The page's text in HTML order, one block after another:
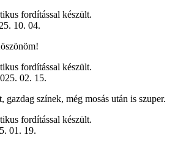
fordítással készült.
10. 04.
fordítással készült.
02. 15.
gazdag színek, még mosás után is szuper.
fordítással készült.
01. 19.